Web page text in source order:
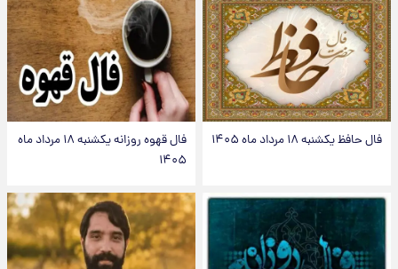
فال حافظ یکشنبه ۱۸ مرداد ماه ۱۴۰۵
فال قهوه روزانه یکشنبه ۱۸ مرداد ماه
۱۴۰۵